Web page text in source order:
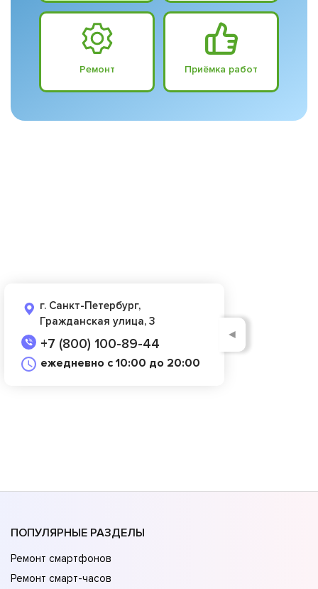
Ремонт Приёмка работ
г. Санкт-Петербург,
Гражданская улица, 3
+7 (800) 100-89-44
ежедневно с 10:00 до 20:00
◄
ПОПУЛЯРНЫЕ РАЗДЕЛЫ
Ремонт смартфонов
Ремонт смарт-часов